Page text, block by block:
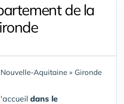
de la
Nouvelle-Aquitaine » Gironde
dans le